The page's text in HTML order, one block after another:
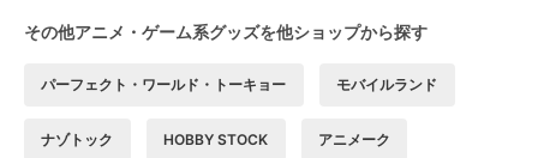
その他アニメ・ゲーム系グッズを他ショップから探す
パーフェクト・ワールド・トーキョー モバイルランド
ナゾトック HOBBY STOCK アニメーク